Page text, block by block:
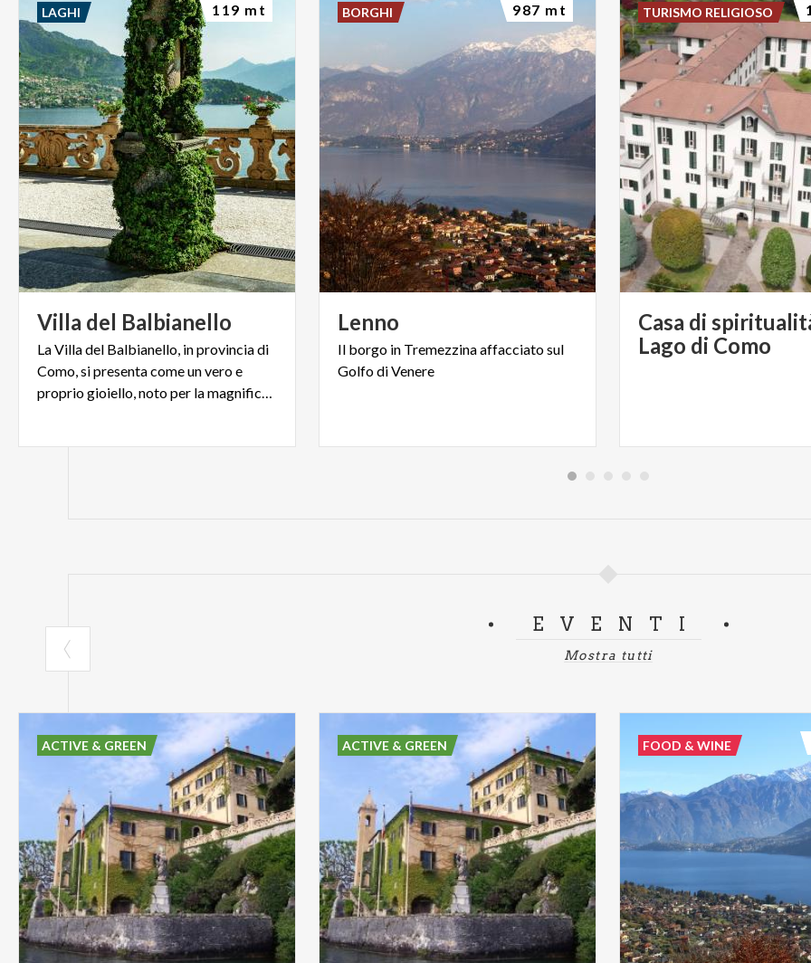
Villa del Balbianello
La Villa del Balbianello, in provincia di
Como, si presenta come un vero e
proprio gioiello, noto per la magnificenza della struttura
LAGHI 119 mt
Lenno
Il borgo in Tremezzinaaffacciatosul
GolfodiVenere
BORGHI 987 mt
Casa di
Lago di Como
TURISMO RELIGIOSO
EVENTI
Mostra tutti
ACTIVE & GREEN ACTIVE & GREEN FOOD & WINE